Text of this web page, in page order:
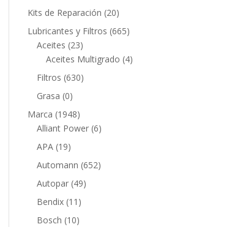
productos
Kits de Reparación 2020
productos
Lubricantes y Filtros 665665
Aceites 2323
productos
Aceites Multigrado 44
Filtros 630630
Grasa 00
productos
Marca 19481948
productos
Alliant Power 66
APA 1919
productos
Automann 652652
Autopar 4949
Bendix 11 11
productos
Bosch 1010